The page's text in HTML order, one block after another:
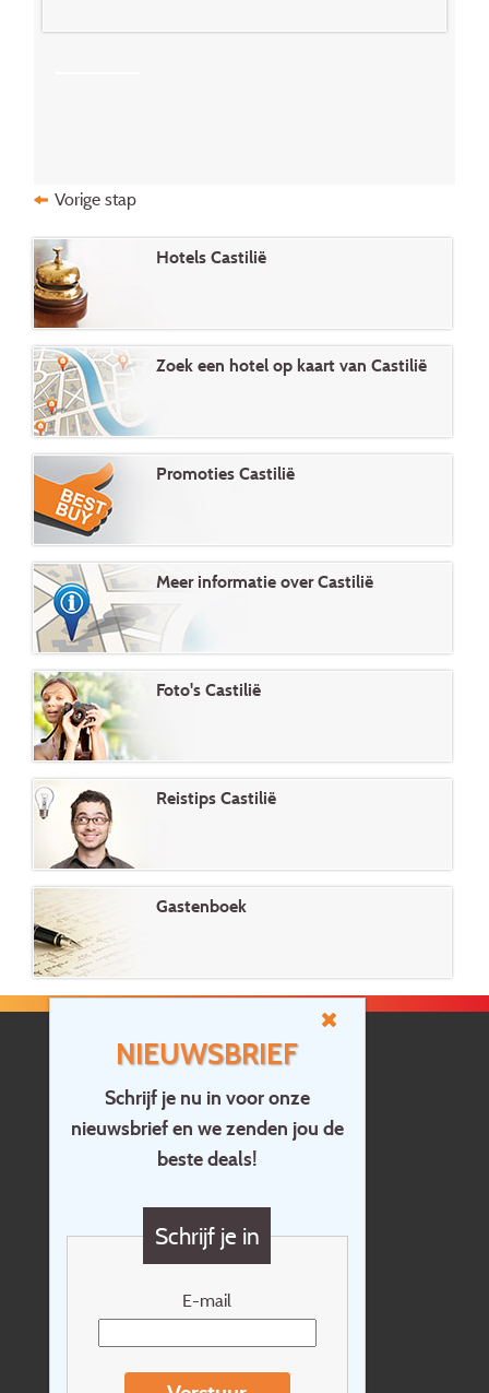
NIEUWSBRIEF
Schrijf je nu in voor onze
nieuwsbrief en we zenden jou de
beste deals!
Schrijf je in
E-mail
Vorige stap
Hotels Castilië
Zoek een hotel op kaart van Castilië
Promoties Castilië
Meer informatie over Castilië
Foto's Castilië
Reistips Castilië
Gastenboek
Home
Contact
Vragen?
Cadeaubon
Nieuwsbrief
Reisvoorwaarden